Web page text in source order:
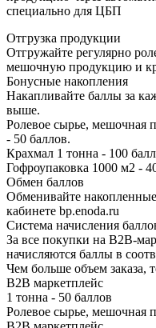
специально для ЦБП
Отгрузка продукции
Отгружайте регулярно
мешочную продукцию и
Бонусные накопления
Накапливайте баллы за
выше.
Ролевое сырье, мешочная
- 50 баллов.
Крахмал 1 тонна - 100
Гофроупаковка 1000 м2 -
Обмен баллов
Обменивайте
кабинете bp.enoda.ru
Система начисления
За все покупки на B2B-
начисляются баллы в
Чем больше объем заказа,
B2B маркетплейс
1 тонна - 50 баллов
Ролевое сырье, мешочная